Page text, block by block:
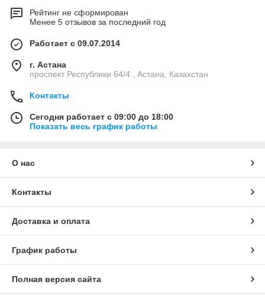
Рейтинг не сформирован
Менее 5 отзывов за последний год
Работает с 09.07.2014
г. Астана
проспект Республики 64/4 , Астана, Казахстан
Контакты
Сегодня работает с 09:00 до 18:00
Показать весь график работы
О нас
Контакты
Доставка и оплата
График работы
Полная версия сайта